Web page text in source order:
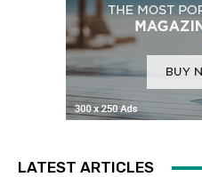
LATEST ARTICLES